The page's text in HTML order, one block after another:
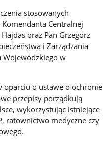
stosowanych
Komendanta Centralnej
oraz Pan Grzegorz
i Zarządzania
Wojewódzkiego w
oparciu o ustawę o ochronie
przepisy porządkują
wykorzystując istniejące
ratownictwo medyczne czy